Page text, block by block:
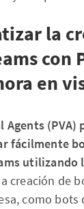
la
con
en
Agents (PVA)
fácilmente
utilizando
creación de
como bots